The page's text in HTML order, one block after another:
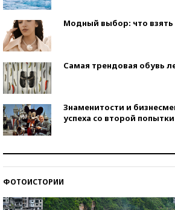
Модный выбор: что взять
Самая трендовая обувь
Знаменитости и
успеха со второй попытки
ФОТОИСТОРИИ